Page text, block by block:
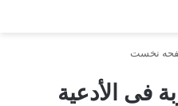
نخست
فی الأدعية